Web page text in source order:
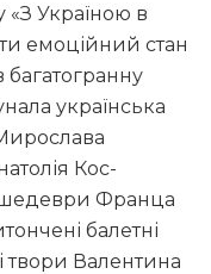
«З Україною в
емоційний стан
багатогранну
українська
Кос-
шедеври Франца
балетні
твори Валентина